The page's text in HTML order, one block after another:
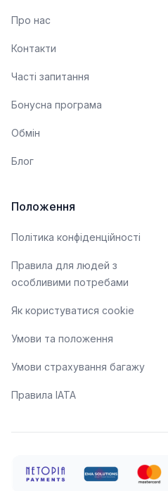
Про нас
Контакти
Часті запитання
Бонусна програма
Обмін
Блог
Положення
Політика конфіденційності
Правила для людей з
особливими потребами
Як користуватися cookie
Умови та положення
Умови страхування багажу
Правила ІАТА